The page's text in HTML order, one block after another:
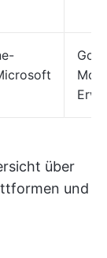
über
und